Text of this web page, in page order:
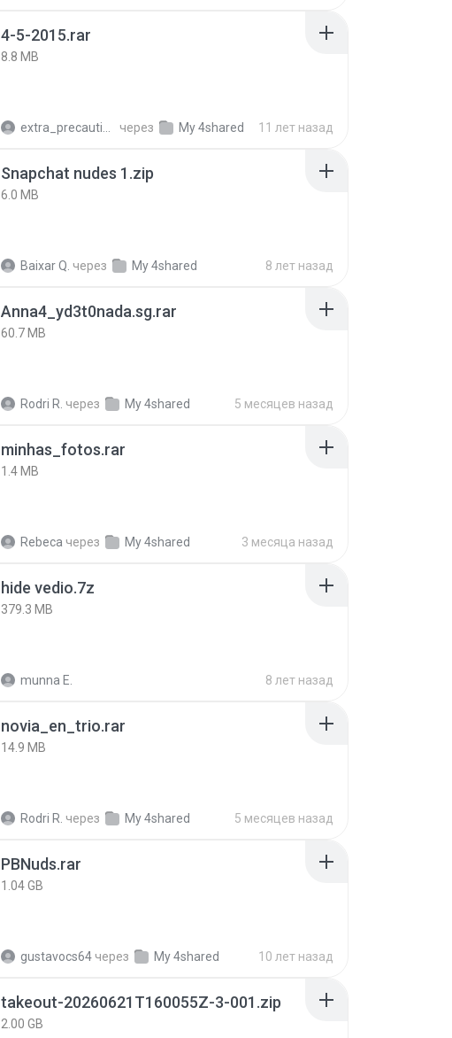
4-5-2015.rar
8.8 MB
через My 4shared 11 лет назад
Snapchat nudes 1.zip
6.0 MB
Baixar Q. через My 4shared 8 лет назад
Anna4_yd3t0nada.sg.rar
60.7 MB
Rodri R. через My 4shared 5 месяцев назад
minhas_fotos.rar
1.4 MB
Rebeca через My 4shared 3 месяца назад
hide vedio.7z
379.3 MB
munna E. 8 лет назад
novia_en_trio.rar
14.9 MB
Rodri R. через My 4shared 5 месяцев назад
PBNuds.rar
1.04 GB
gustavocs64 через My 4shared 10 лет назад
takeout-20260621T160055Z-3-001.zip
2.00 GB